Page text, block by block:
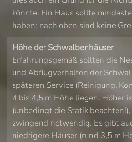
könnte. Ein Haus sollte
haben; nach oben sind keine
Höhe der Schwalbenhäuser
Erfahrungsgemäß sollten die
und Abflugverhalten der
späteren Service (Reinigung,
4 bis 4,5 m Höhe liegen. Höher
(unbedingt die Statik
zwingend notwendig. Es gibt
niedrigere Häuser (rund 3,5 m